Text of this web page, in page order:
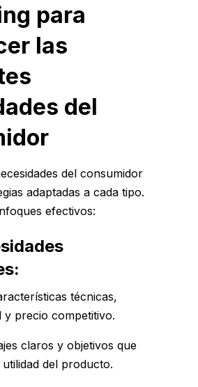
para
las
del
del consumidor
adaptadas a cada tipo.
efectivos:
técnicas,
y precio competitivo.
claros y objetivos que
del producto.